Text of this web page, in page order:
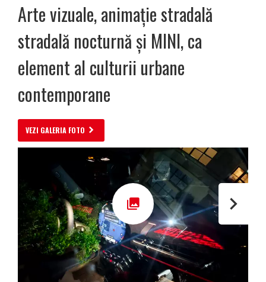
Arte vizuale, animație stradală
stradală nocturnă și MINI, ca
element al culturii urbane
contemporane
VEZI GALERIA FOTO